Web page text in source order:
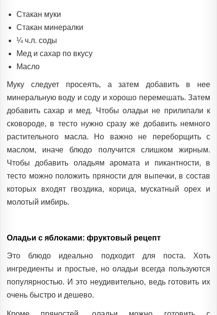
Стакан муки
Стакан минералки
¼ ч.л. соды
Мед и сахар по вкусу
Масло
Муку следует просеять, а затем добавить в нее
минеральную воду и соду и хорошо перемешать. Затем
добавить сахар и мед. Чтобы оладьи не прилипали к
сковороде, в тесто нужно сразу же добавить немного
растительного масла. Но важно не переборщить с
маслом, иначе блюдо получится слишком жирным.
Чтобы добавить оладьям аромата и пикантности, в
тесто можно положить пряности для выпечки, в состав
которых входят гвоздика, корица, мускатный орех и
молотый имбирь.
Оладьи с яблоками: фруктовый рецепт
Это блюдо идеально подходит для поста. Хоть
ингредиенты и простые, но оладьи всегда пользуются
популярностью. И это неудивительно, ведь готовить их
очень быстро и дешево.